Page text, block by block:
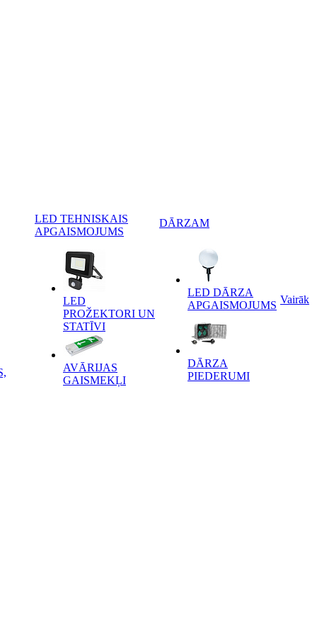
LED TEHNISKAIS
APGAISMOJUMS
LED
PROŽEKTORI UN
STATĪVI
AVĀRIJAS
GAISMEKĻI
DĀRZAM
LED DĀRZA
APGAISMOJUMS
DĀRZA
PIEDERUMI
Vairāk